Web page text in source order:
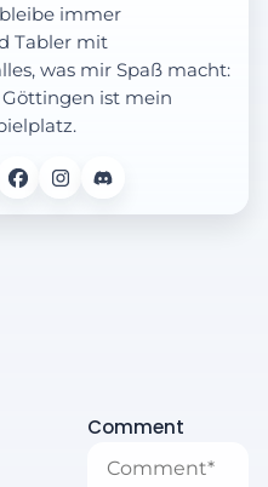
immer
Tabler mit
was mir Spaß macht:
Göttingen ist mein
Comment